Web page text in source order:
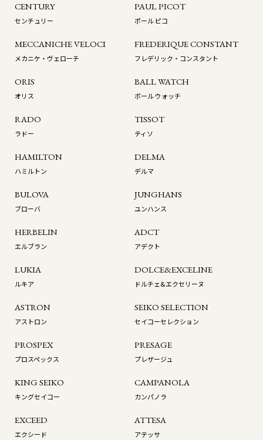
CENTURY
センチュリー
PAUL PICOT
ポール ピコ
MECCANICHE VELOCI
メカニケ・ヴェローチ
FREDERIQUE CONSTANT
フレデリック・コンスタント
ORIS
オリス
BALL WATCH
ボール ウォッチ
RADO
ラドー
TISSOT
ティソ
HAMILTON
ハミルトン
DELMA
デルマ
BULOVA
ブローバ
JUNGHANS
ユンハンス
HERBELIN
エルブラン
ADCT
アデクト
LUKIA
ルキア
DOLCE&EXCELINE
ドルチェ&エクセリーヌ
ASTRON
アストロン
SEIKO SELECTION
セイコーセレクション
PROSPEX
プロスペックス
PRESAGE
プレザージュ
KING SEIKO
キングセイコー
CAMPANOLA
カンパノラ
EXCEED
エクシード
ATTESA
アテッサ